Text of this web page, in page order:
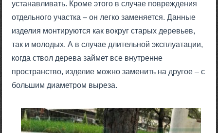
устанавливать. Кроме этого в случае повреждения
отдельного участка – он легко заменяется. Данные
изделия монтируются как вокруг старых деревьев,
так и молодых. А в случае длительной эксплуатации,
когда ствол дерева займет все внутренне
пространство, изделие можно заменить на другое – с
большим диаметром выреза.